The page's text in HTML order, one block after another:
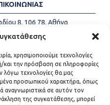
χρησιμοποιούμε τεχνολογίες
την πρόσβαση σε πληροφορίες
λόγω τεχνολογίες θα μας
προσωπικού χαρακτήρα, όπως
αναγνωριστικά σε αυτόν τον
της συγκατάθεσης, μπορεί
8, 106 78, Αθήνα
213-2147500